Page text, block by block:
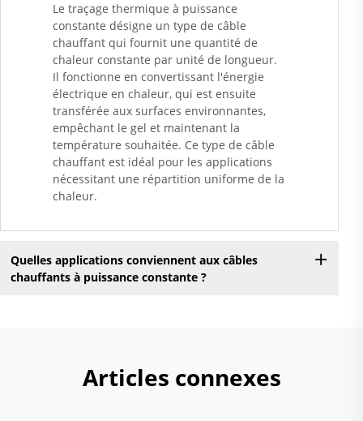
Le traçage thermique à puissance
constante désigne un type de câble
chauffant qui fournit une quantité de
chaleur constante par unité de longueur.
Il fonctionne en convertissant l'énergie
électrique en chaleur, qui est ensuite
transférée aux surfaces environnantes,
empêchant le gel et maintenant la
température souhaitée. Ce type de câble
chauffant est idéal pour les applications
nécessitant une répartition uniforme de la
chaleur.
Quelles applications conviennent aux câbles
chauffants à puissance constante ?
Articles connexes